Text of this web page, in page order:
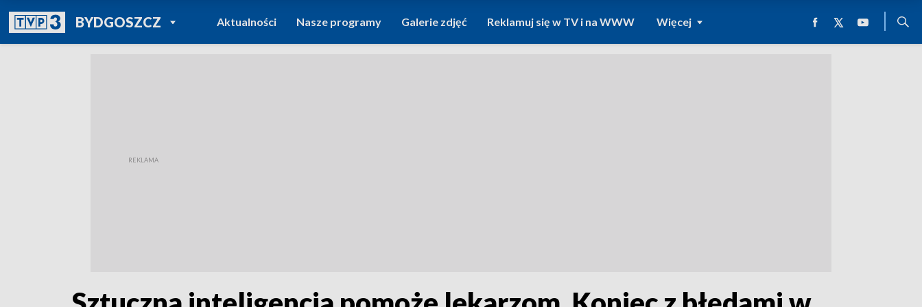
BYDGOSZCZPOWRÓT DO
TVP REGIONY
Aktualności Nasze programy Galerie zdjęć Reklamuj się w TV i na WWW Więcej